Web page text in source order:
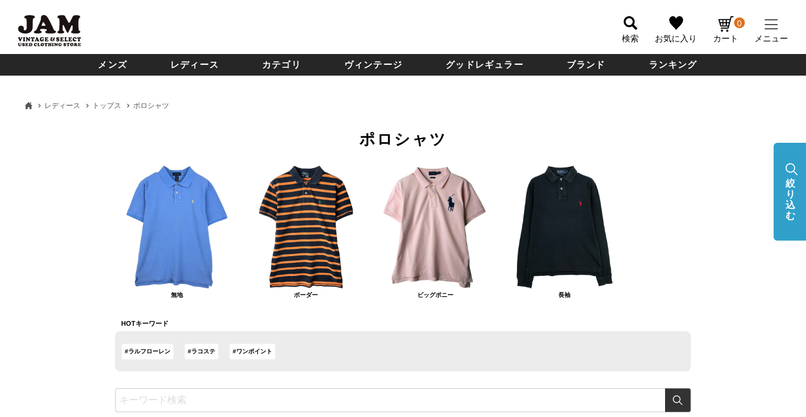
検索 お気に入り カート
0
メニュー
メンズ レディース カテゴリ ヴィンテージ グッドレギュラー ブランド ランキング
レディース トップス ポロシャツ
ポロシャツ
無地 ボーダー ビッグポニー 長袖
HOTキーワード
#ラルフローレン #ラコステ #ワンポイント
絞
り
込
む